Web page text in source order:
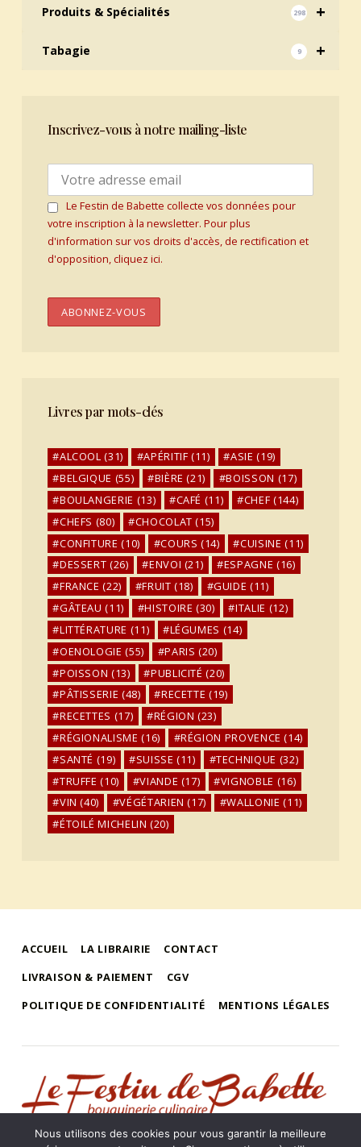
+
Produits & Spécialités 298
+
Tabagie 9
Inscrivez-vous à notre mailing-liste
Le Festin de Babette collecte vos données pour
votre inscription à la newsletter. Pour plus
d'information sur vos droits d'accès, de rectification et
d'opposition, cliquez ici.
Livres par mots-clés
ALCOOL (31) APÉRITIF (11) ASIE (19)
BELGIQUE (55) BIÈRE (21) BOISSON (17)
BOULANGERIE (13) CAFÉ (11) CHEF (144)
CHEFS (80) CHOCOLAT (15)
CONFITURE (10) COURS (14) CUISINE (11)
DESSERT (26) ENVOI (21) ESPAGNE (16)
FRANCE (22) FRUIT (18) GUIDE (11)
GÂTEAU (11) HISTOIRE (30) ITALIE (12)
LITTÉRATURE (11) LÉGUMES (14)
OENOLOGIE (55) PARIS (20)
POISSON (13) PUBLICITÉ (20)
PÂTISSERIE (48) RECETTE (19)
RECETTES (17) RÉGION (23)
RÉGIONALISME (16) RÉGION PROVENCE (14)
SANTÉ (19) SUISSE (11) TECHNIQUE (32)
TRUFFE (10) VIANDE (17) VIGNOBLE (16)
VIN (40) VÉGÉTARIEN (17) WALLONIE (11)
ÉTOILÉ MICHELIN (20)
ACCUEIL LA LIBRAIRIE
CONTACT
LIVRAISON & PAIEMENT
CGV
POLITIQUE DE CONFIDENTIALITÉ
MENTIONS LÉGALES
le festin de babette
"LE FESTIN DE BABETTE" – BOUQUINERIE GASTRONOMIQUE
Nous utilisons des cookies pour vous garantir la meilleure